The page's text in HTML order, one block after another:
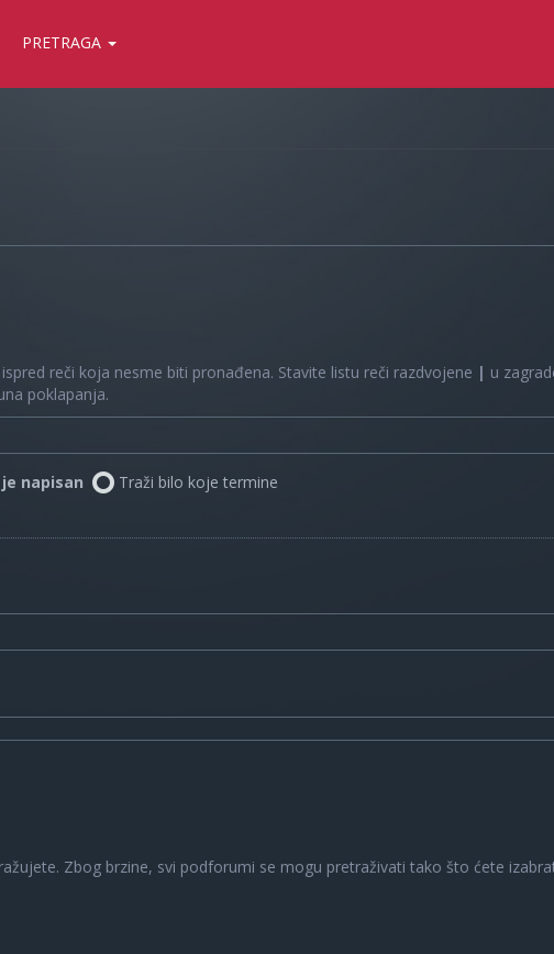
PRETRAGA
ispred reči koja nesme biti pronađena. Stavite listu reči razdvojene | u
poklapanja.
napisan Traži bilo koje termine
Zbog brzine, svi podforumi se mogu pretraživati tako što ćete